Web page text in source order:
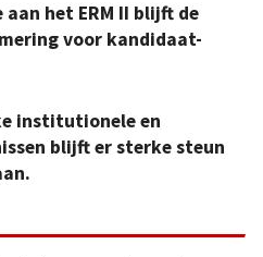
het ERM II blijft de
voor kandidaat-
institutionele en
blijft er sterke steun